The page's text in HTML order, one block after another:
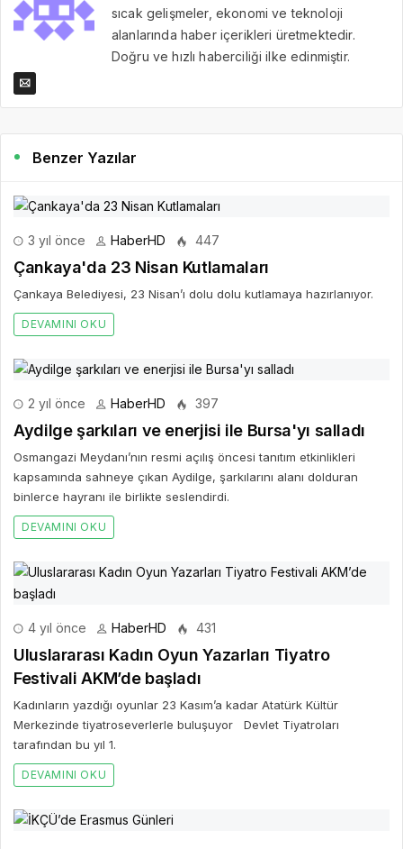
sıcak gelişmeler, ekonomi ve teknoloji
alanlarında haber içerikleri üretmektedir.
Doğru ve hızlı haberciliği ilke edinmiştir.
Benzer Yazılar
3 yıl önce HaberHD 447
Çankaya'da 23 Nisan Kutlamaları
Çankaya Belediyesi, 23 Nisan’ı dolu dolu kutlamaya hazırlanıyor.
DEVAMINI OKU
2 yıl önce HaberHD 397
Aydilge şarkıları ve enerjisi ile Bursa'yı salladı
Osmangazi Meydanı’nın resmi açılış öncesi tanıtım etkinlikleri
kapsamında sahneye çıkan Aydilge, şarkılarını alanı dolduran
binlerce hayranı ile birlikte seslendirdi.
DEVAMINI OKU
4 yıl önce HaberHD 431
Uluslararası Kadın Oyun Yazarları Tiyatro
Festivali AKM’de başladı
Kadınların yazdığı oyunlar 23 Kasım’a kadar Atatürk Kültür
Merkezinde tiyatroseverlerle buluşuyor Devlet Tiyatroları
tarafından bu yıl 1.
DEVAMINI OKU